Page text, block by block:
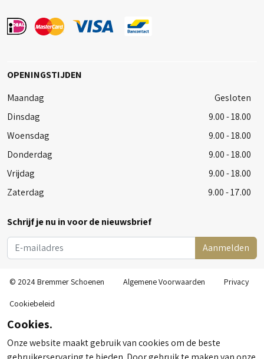
OPENINGSTIJDEN
Maandag
Gesloten
Dinsdag
9.00 - 18.00
Woensdag
9.00 - 18.00
Donderdag
9.00 - 18.00
Vrijdag
9.00 - 18.00
Zaterdag
9.00 - 17.00
Schrijf je nu in voor de nieuwsbrief
Aanmelden
© 2024 Bremmer Schoenen Algemene Voorwaarden Privacy
Cookiebeleid
Cookies.
Onze website maakt gebruik van cookies om de beste